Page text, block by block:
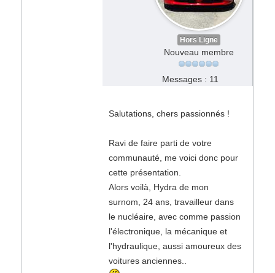
Hors Ligne
Nouveau membre
Messages : 11
Salutations, chers passionnés !
Ravi de faire parti de votre
communauté, me voici donc pour
cette présentation.
Alors voilà, Hydra de mon
surnom, 24 ans, travailleur dans
le nucléaire, avec comme passion
l'électronique, la mécanique et
l'hydraulique, aussi amoureux des
voitures anciennes..